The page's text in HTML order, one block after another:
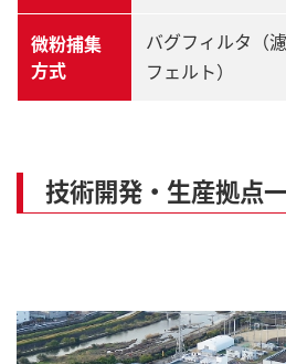
微粉捕集
方式
バグフィルタ（
フェルト）
技術開発・生産拠点